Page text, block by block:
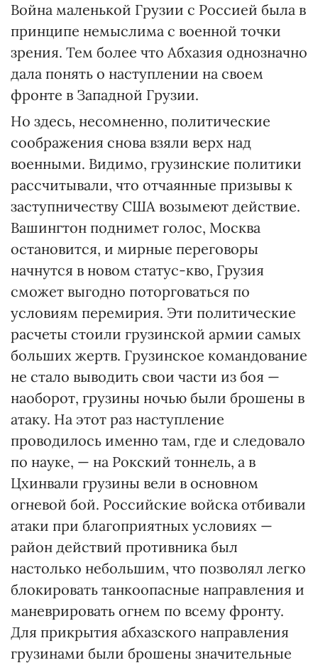
Война маленькой Грузии с Россией была в
принципе немыслима с военной точки
зрения. Тем более что Абхазия однозначно
дала понять о наступлении на своем
фронте в Западной Грузии.
Но здесь, несомненно, политические
соображения снова взяли верх над
военными. Видимо, грузинские политики
рассчитывали, что отчаянные призывы к
заступничеству США возымеют действие.
Вашингтон поднимет голос, Москва
остановится, и мирные переговоры
начнутся в новом статус-кво, Грузия
сможет выгодно поторговаться по
условиям перемирия. Эти политические
расчеты стоили грузинской армии самых
больших жертв. Грузинское командование
не стало выводить свои части из боя —
наоборот, грузины ночью были брошены в
атаку. На этот раз наступление
проводилось именно там, где и следовало
по науке, — на Рокский тоннель, а в
Цхинвали грузины вели в основном
огневой бой. Российские войска отбивали
атаки при благоприятных условиях —
район действий противника был
настолько небольшим, что позволял легко
блокировать танкоопасные направления и
маневрировать огнем по всему фронту.
Для прикрытия абхазского направления
грузинами были брошены значительные